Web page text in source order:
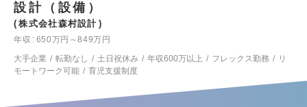
設計（設備）
株式会社森村設計
年収
650万円～849万円
大手企業
転勤なし 土日祝休み 年収600万以上 フレックス勤務
リ
モートワーク可能
育児支援制度